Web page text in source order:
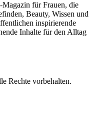
Magazin für Frauen, die
Beauty, Wissen und
inspirierende
Inhalte für den Alltag
Rechte vorbehalten.